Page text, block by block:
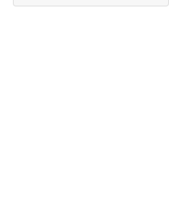
Pichincha,Tribunales